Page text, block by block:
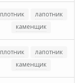
плотник
лапотник
каменщик
плотник
лапотник
каменщик